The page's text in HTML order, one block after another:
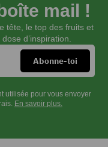
mail !
tête, le top des fruits et
d’inspiration.
utilisée pour vous envoyer
En savoir plus.